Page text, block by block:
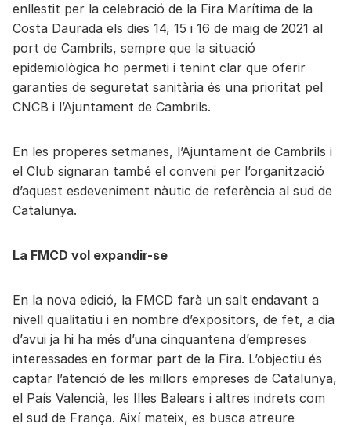
enllestit per la celebració de la Fira Marítima de la
Costa Daurada els dies 14, 15 i 16 de maig de 2021 al
port de Cambrils, sempre que la situació
epidemiològica ho permeti i tenint clar que oferir
garanties de seguretat sanitària és una prioritat pel
CNCB i l’Ajuntament de Cambrils.
En les properes setmanes, l’Ajuntament de Cambrils i
el Club signaran també el conveni per l’organització
d’aquest esdeveniment nàutic de referència al sud de
Catalunya.
La FMCD vol expandir-se
En la nova edició, la FMCD farà un salt endavant a
nivell qualitatiu i en nombre d’expositors, de fet, a dia
d’avui ja hi ha més d’una cinquantena d’empreses
interessades en formar part de la Fira. L’objectiu és
captar l’atenció de les millors empreses de Catalunya,
el País Valencià, les Illes Balears i altres indrets com
el sud de França. Així mateix, es busca atreure